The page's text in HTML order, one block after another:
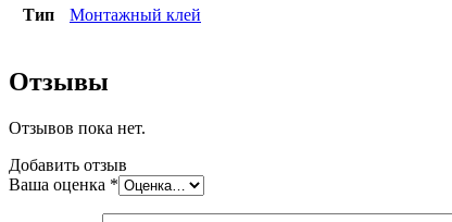
кгТип Монтажный клей
Отзывы
Отзывов пока нет.
Добавить отзыв
Ваша оценка *